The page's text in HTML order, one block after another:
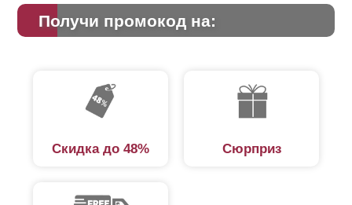
Получи промокод на:
Скидка до 48% Сюрприз